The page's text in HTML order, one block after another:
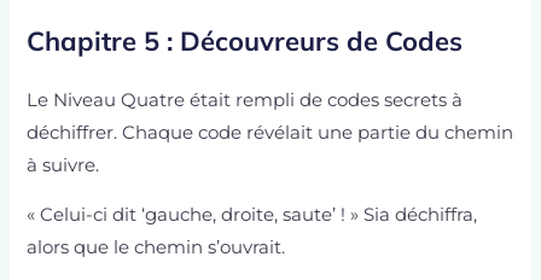
Chapitre 5 : Découvreurs de Codes
Le Niveau Quatre était rempli de codes secrets à
déchiffrer. Chaque code révélait une partie du chemin
à suivre.
« Celui-ci dit ‘gauche, droite, saute’ ! » Sia déchiffra,
alors que le chemin s’ouvrait.